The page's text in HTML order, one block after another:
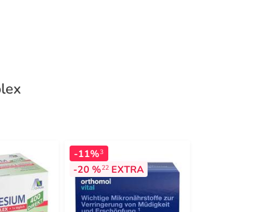
-11%3
-20 %22EXTRA